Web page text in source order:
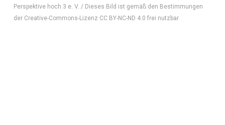
Perspektive hoch 3 e. V. / Dieses Bild ist gemäß den Bestimmungen
der Creative-Commons-Lizenz CC BY-NC-ND 4.0 frei nutzbar